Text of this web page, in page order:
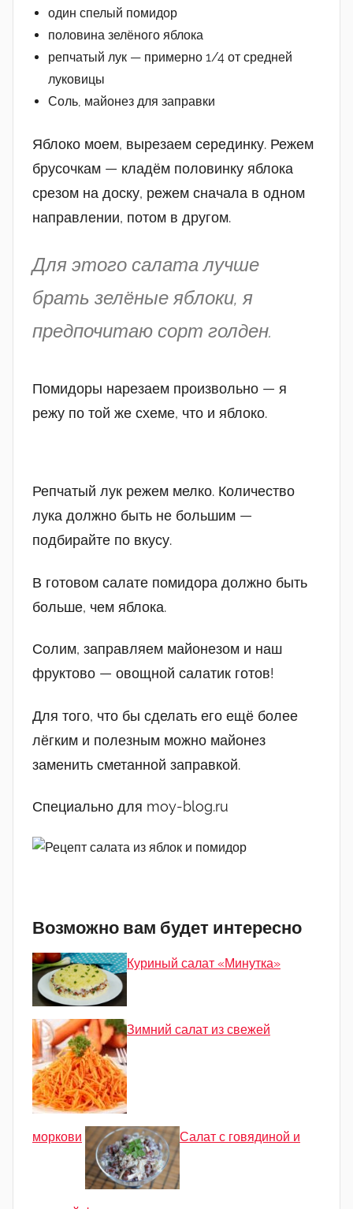
один спелый помидор
половина зелёного яблока
репчатый лук — примерно 1/4 от средней
луковицы
Соль, майонез для заправки
Яблоко моем, вырезаем серединку. Режем
брусочкам — кладём половинку яблока
срезом на доску, режем сначала в одном
направлении, потом в другом.
Для этого салата лучше
брать зелёные яблоки, я
предпочитаю сорт голден.
Помидоры нарезаем произвольно — я
режу по той же схеме, что и яблоко.
Репчатый лук режем мелко. Количество
лука должно быть не большим —
подбирайте по вкусу.
В готовом салате помидора должно быть
больше, чем яблока.
Солим, заправляем майонезом и наш
фруктово — овощной салатик готов!
Для того, что бы сделать его ещё более
лёгким и полезным можно майонез
заменить сметанной заправкой.
Специально для moy-blog.ru
Возможно вам будет интересно
Куриный салат «Минутка»
Зимний салат из свежей
моркови Салат с говядиной и